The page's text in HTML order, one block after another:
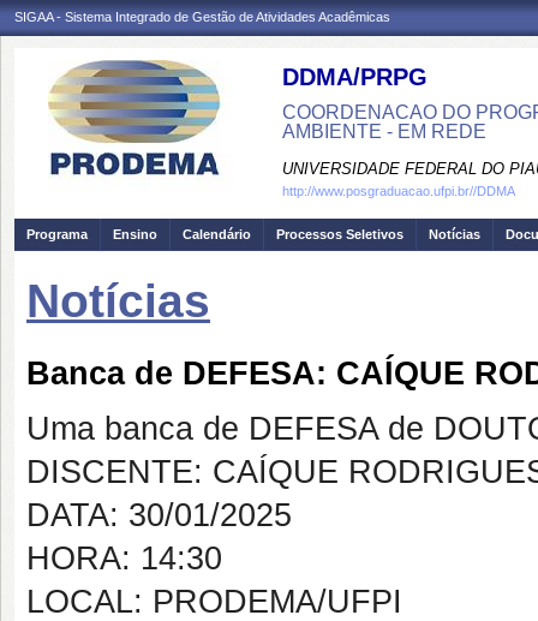
SIGAA - Sistema Integrado de Gestão de Atividades Acadêmicas
DDMA/PRPG
COORDENACAO DO
AMBIENTE - EM REDE
UNIVERSIDADE FEDERAL DO
http://www.posgraduacao.ufpi.br//DDMA
Programa Ensino Calendário Processos Seletivos Notícias
Notícias
Banca de DEFESA: CAÍQUE
Uma banca de DEFESA de
DISCENTE: CAÍQUE
DATA: 30/01/2025
HORA: 14:30
LOCAL: PRODEMA/UFPI